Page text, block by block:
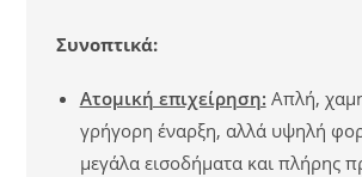
Συνοπτικά:
Ατομική επιχείρηση: Απλή,
γρήγορη έναρξη, αλλά υψηλή
μεγάλα εισοδήματα και πλήρης